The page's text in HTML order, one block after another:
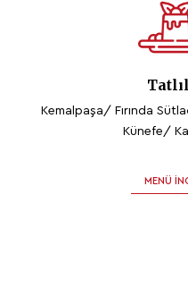
Kemalpaşa/ Fırında
Künefe/
MENÜ